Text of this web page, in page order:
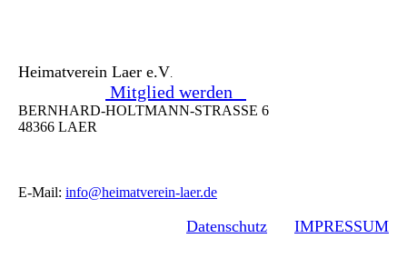
Heimatverein Laer e.V.
Mitglied werden
BERNHARD-HOLTMANN-STRASSE 6
48366 LAER
E-Mail: info@heimatverein-laer.de
Datenschutz IMPRESSUM